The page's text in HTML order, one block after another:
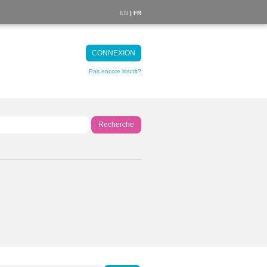
EN | FR
CONNEXION
Pas encore inscrit?
Recherche